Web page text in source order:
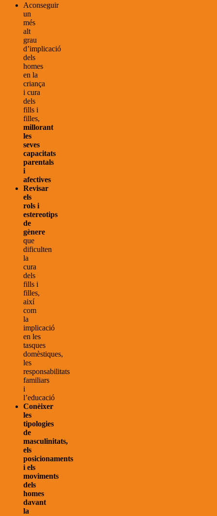
Aconseguir
un
més
alt
grau
d’implicació
dels
homes
en la
criança
i cura
dels
fills i
filles,
millorant
les
seves
capacitats
parentals
i
afectives
Revisar
els
rols i
estereotips
de
gènere
que
dificulten
la
cura
dels
fills i
filles,
així
com
la
implicació
en les
tasques
domèstiques,
les
responsabilitats
familiars
i
l’educació
Conèixer
les
tipologies
de
masculinitats,
els
posicionaments
i els
moviments
dels
homes
davant
la